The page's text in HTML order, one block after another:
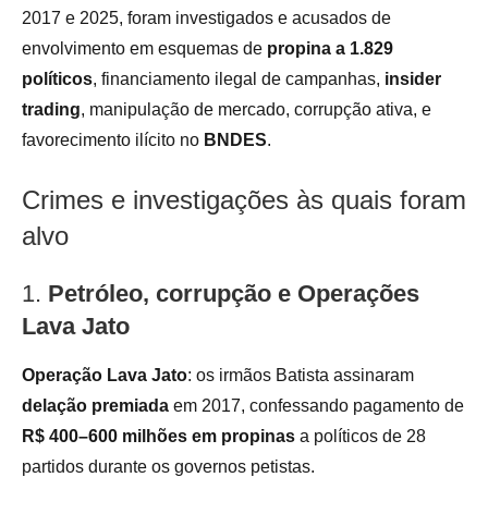
2017 e 2025, foram investigados e acusados de
envolvimento em esquemas de propina a 1.829
políticos, financiamento ilegal de campanhas, insider
trading, manipulação de mercado, corrupção ativa, e
favorecimento ilícito no BNDES.
Crimes e investigações às quais foram
alvo
1. Petróleo, corrupção e Operações
Lava Jato
Operação Lava Jato: os irmãos Batista assinaram
delação premiada em 2017, confessando pagamento de
R$ 400–600 milhões em propinas a políticos de 28
partidos durante os governos petistas.